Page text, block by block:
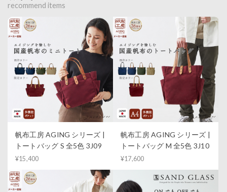
recommend items
帆布工房 AGING シリーズ |
トートバッグ S 全5色 3J09
¥15,400
帆布工房 AGING シリーズ |
トートバッグ M 全5色 3J10
¥17,600